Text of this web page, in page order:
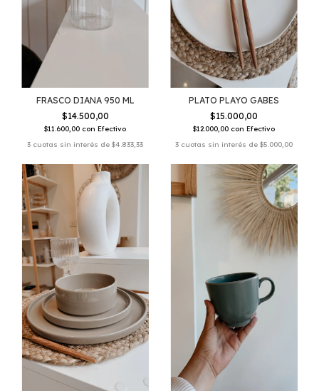
FRASCO DIANA 950 ML
$14.500,00
$11.600,00 con Efectivo
3 cuotas sin interés de $4.833,33
PLATO PLAYO GABES
$15.000,00
$12.000,00 con Efectivo
3 cuotas sin interés de $5.000,00